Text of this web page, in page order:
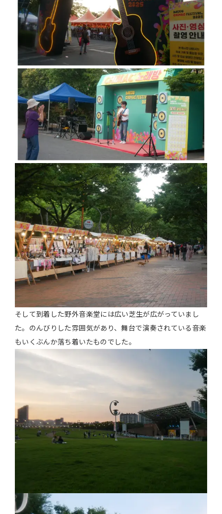
そして到着した野外音楽堂には広い芝生が広がっていまし
た。のんびりした雰囲気があり、舞台で演奏されている音楽
もいくぶんか落ち着いたものでした。